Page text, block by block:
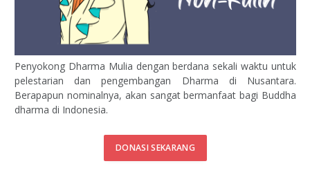
Penyokong Dharma Mulia dengan berdana sekali waktu untuk
pelestarian dan pengembangan Dharma di Nusantara.
Berapapun nominalnya, akan sangat bermanfaat bagi Buddha
dharma di Indonesia.
DONASI SEKARANG